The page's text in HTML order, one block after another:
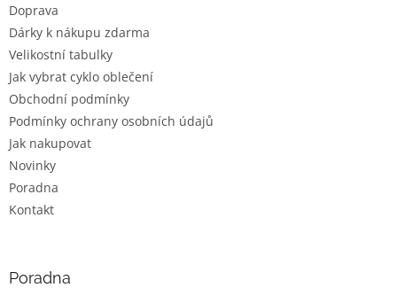
Doprava
Dárky k nákupu zdarma
Velikostní tabulky
Jak vybrat cyklo oblečení
Obchodní podmínky
Podmínky ochrany osobních údajů
Jak nakupovat
Novinky
Poradna
Kontakt
Poradna